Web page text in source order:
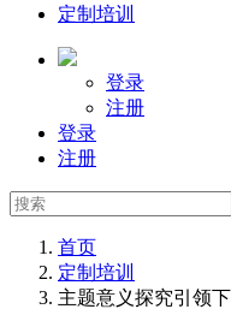
定制培训
登录
注册
登录
注册
首页
定制培训
主题意义探究引领